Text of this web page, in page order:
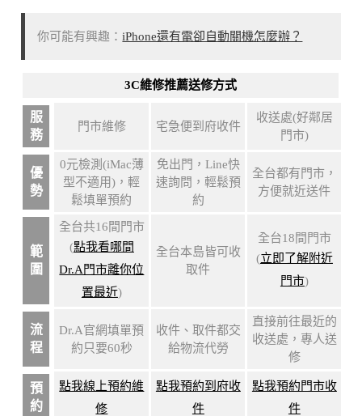
你可能有興趣：iPhone還有電卻自動關機怎麼辦？
3C維修推薦送修方式
服
務
門市維修 宅急便到府收件
收送處(好鄰居
門市)
優
勢
0元檢測(iMac薄
型不適用)，輕
鬆填單預約
免出門，Line快
速詢問，輕鬆預
約
全台都有門市，
方便就近送件
範
圍
全台共16間門市
(點我看哪間
Dr.A門市離你位
置最近)
全台本島皆可收
取件
全台18間門市
(立即了解附近
門市)
流
程
Dr.A官網填單預
約只要60秒
收件、取件都交
給物流代勞
直接前往最近的
收送處，專人送
修
預
約
點我線上預約維
修
點我預約到府收
件
點我預約門市收
件